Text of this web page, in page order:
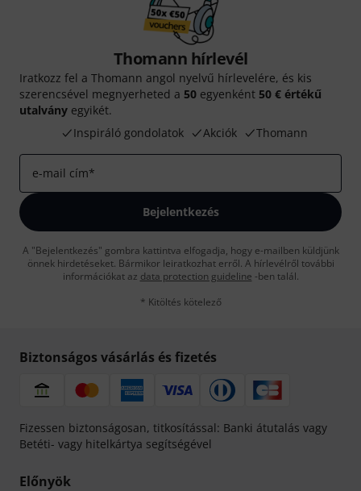
Thomann hírlevél
Iratkozz fel a Thomann angol nyelvű hírlevelére, és kis
szerencsével megnyerheted a 50 egyenként 50 € értékű
utalvány egyikét.
Inspiráló gondolatok
Akciók Thomann
e-mail cím*
Bejelentkezés
A "Bejelentkezés" gombra kattintva elfogadja, hogy e-mailben küldjünk
önnek hirdetéseket. Bármikor leiratkozhat erről. A hírlevélről további
információkat az data protection guideline -ben talál.
* Kitöltés kötelező
Biztonságos vásárlás és fizetés
Fizessen biztonságosan, titkosítással: Banki átutalás vagy
Betéti- vagy hitelkártya segítségével
Előnyök